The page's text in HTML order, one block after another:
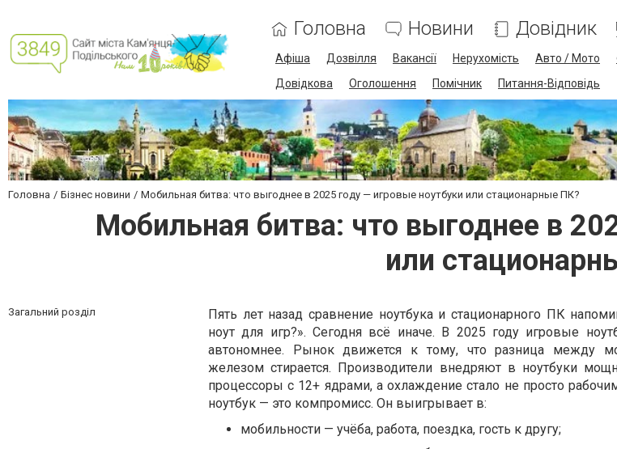
Головна Новини Довідник
Афіша Дозвілля Вакансії Нерухомість Авто / Мото
Довідкова
Оголошення Помічник Питання-Відповідь
Головна Бізнес новини Мобильная битва: что выгоднее в 2025 году — игровые ноутбуки или стационарные ПК?
Мобильная битва: что выгоднее в
или
Загальний розділ
Пять лет назад сравнение ноутбука и стационарного ПК
ноут для игр?». Сегодня всё иначе. В 2025 году игровые
автономнее. Рынок движется к тому, что разница между
железом стирается. Производители внедряют в ноутбуки
процессоры с 12+ ядрами, а охлаждение стало не просто
ноутбук — это компромисс. Он выигрывает в:
мобильности — учёба, работа, поездка, гость к другу;